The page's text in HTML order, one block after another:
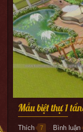
Mẫu biệt thự 1
Thích 7 Bình luận